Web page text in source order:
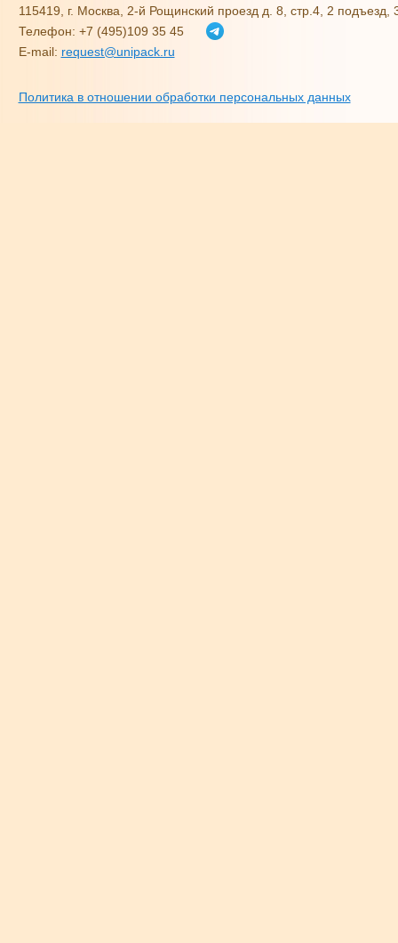
115419, г. Москва, 2-й Рощинский проезд д. 8, стр.4, 2
Телефон: +7 (495)109 35 45
E-mail: request@unipack.ru
Политика в отношении обработки персональных данных